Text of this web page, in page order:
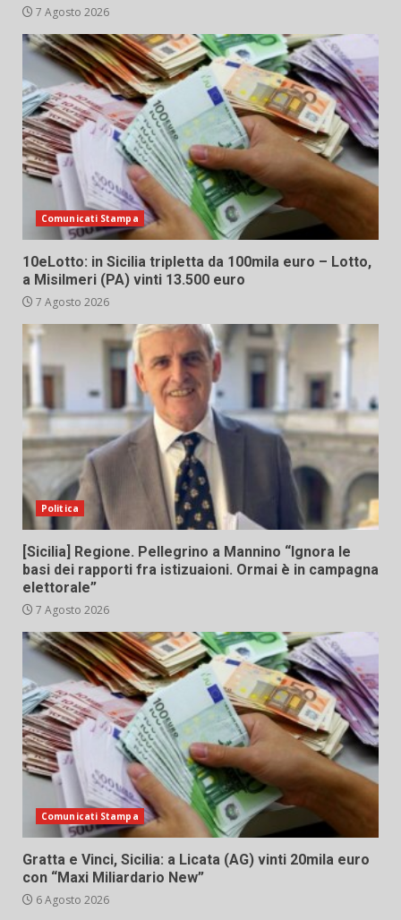
7 Agosto 2026
Comunicati Stampa
10eLotto: in Sicilia tripletta da 100mila euro – Lotto,
a Misilmeri (PA) vinti 13.500 euro
7 Agosto 2026
Politica
[Sicilia] Regione. Pellegrino a Mannino “Ignora le
basi dei rapporti fra istizuaioni. Ormai è in campagna
elettorale”
7 Agosto 2026
Comunicati Stampa
Gratta e Vinci, Sicilia: a Licata (AG) vinti 20mila euro
con “Maxi Miliardario New”
6 Agosto 2026